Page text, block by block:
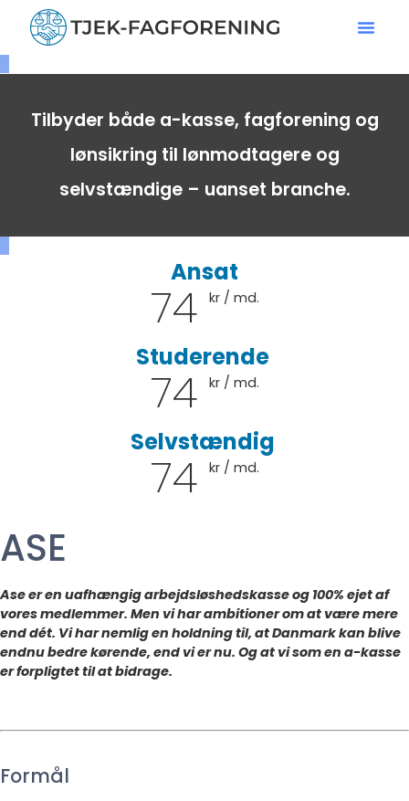
Tilbyder både a-kasse, fagforening og
lønsikring til lønmodtagere og
selvstændige – uanset branche.
Ansat
74 kr / md.
Studerende
74 kr / md.
Selvstændig
74 kr / md.
ASE
Ase er en uafhængig arbejdsløshedskasse og 100% ejet af
vores medlemmer. Men vi har ambitioner om at være mere
end dét. Vi har nemlig en holdning til, at Danmark kan blive
endnu bedre kørende, end vi er nu. Og at vi som en a-kasse
er forpligtet til at bidrage.
Formål